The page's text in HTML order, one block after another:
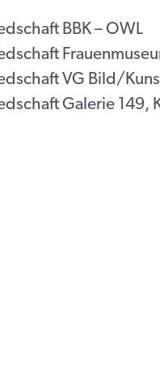
BBK – OWL
VG Bild/
Galerie 149,